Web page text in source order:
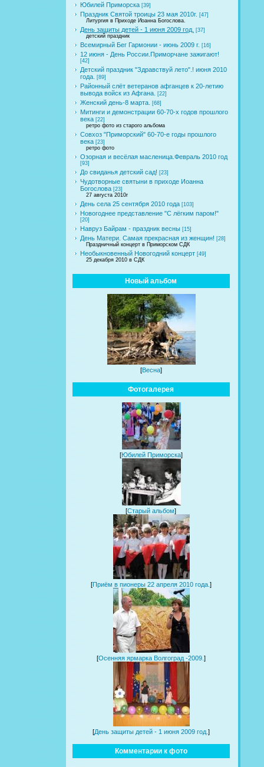
Юбилей Приморска [39]
Праздник Святой троицы 23 мая 2010г. [47]
Литургия в Приходе Иоанна Богослова.
День защиты детей - 1 июня 2009 год.
[37]
детский праздник
Всемирный Бег Гармонии - июнь 2009 г. [16]
12 июня - День России.Приморчане зажигают!
[42]
Детский праздник "Здравствуй лето".! июня 2010
года.
[89]
Районный слёт ветеранов афганцев к 20-летию
вывода войск из Афгана.
[22]
Женский день-8 марта. [68]
Митинги и демонстрации 60-70-х годов прошлого
века [22]
ретро фото из старого альбома
Совхоз "Приморский" 60-70-е годы прошлого
века [23]
ретро фото
Озорная и весёлая масленица.Февраль 2010 год
[93]
До свиданья детский сад! [23]
Чудотворные святыни в приходе Иоанна
Богослова [23]
27 августа 2010г
День села 25 сентября 2010 года [103]
Новогоднее представление "С лёгким паром!"
[20]
Навруз Байрам - праздник весны [15]
День Матери. Самая прекрасная из женщин! [28]
Праздничный концерт в Приморском СДК
Необыкновенный Новогодний концерт [49]
25 декабря 2010 в СДК
Новый альбом
[Весна]
Фотогалерея
[Юбилей Приморска]
[Старый альбом]
[Приём в пионеры 22 апреля 2010 года. ]
[Осенняя ярмарка Волгоград -2009. ]
[День защиты детей - 1 июня 2009 год. ]
Комментарии к фото